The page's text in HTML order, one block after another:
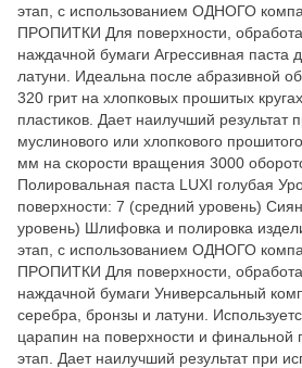
этап, с использованием ОДНОГО
ПРОПИТКИ Для поверхности,
наждачной бумаги Агрессивная паста
латуни. Идеальна после абразивной
320 грит на хлопковых прошитых
пластиков. Дает наилучший результат
муслинового или хлопкового
мм на скорости вращения 3000
Полировальная паста LUXI голубая
поверхности: 7 (средний уровень)
уровень) Шлифовка и полировка
этап, с использованием ОДНОГО
ПРОПИТКИ Для поверхности,
наждачной бумаги Универсальный
серебра, бронзы и латуни.
царапин на поверхности и финальной
этап. Дает наилучший результат при